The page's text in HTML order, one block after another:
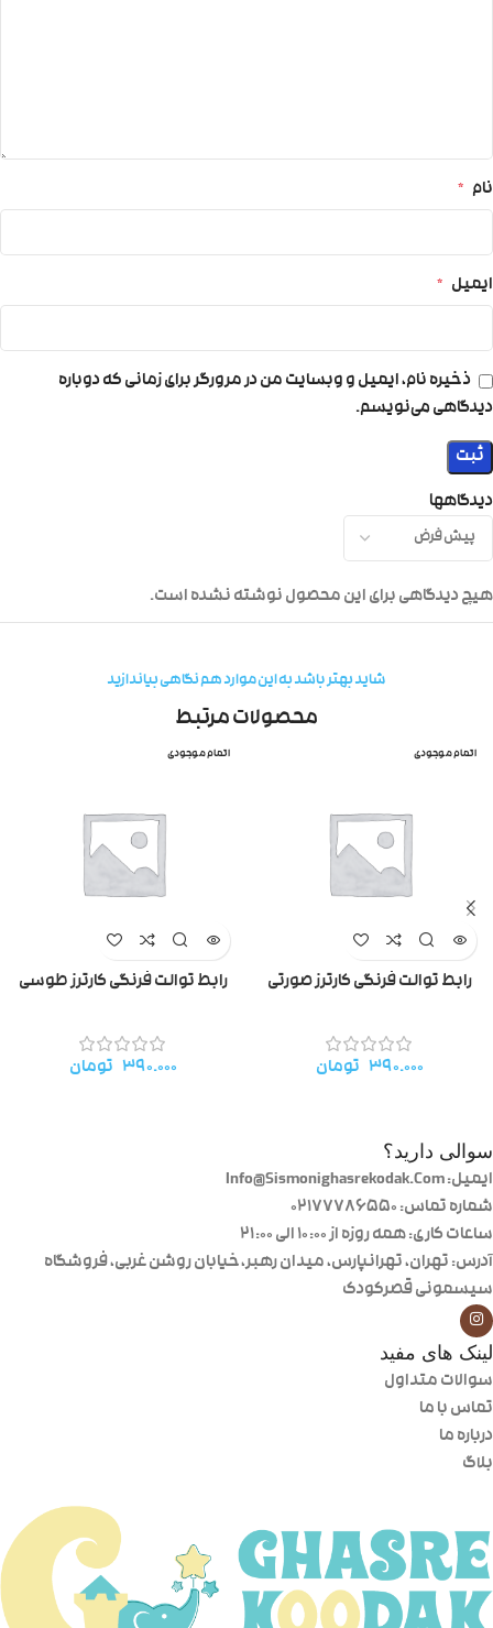
دیدگاهها
هیچ دیدگاهی برای این محصول نوشته نشده است.
نام *
ایمیل *
ذخیره نام، ایمیل و وبسایت من در مرورگر برای زمانی که دوباره
دیدگاهی می‌نویسم.
شاید بهتر باشد به این موارد هم نگاهی بیاندازید
محصولات مرتبط
اتمام موجودی
رابط توالت فرنگی کارترز صورتی
۳۹۰.۰۰۰ تومان
اتمام موجودی
رابط توالت فرنگی کارترز طوسی
۳۹۰.۰۰۰ تومان
سوالی دارید؟
ایمیل: Info@Sismonighasrekodak.Com
شماره تماس: 02177786550
ساعات کاری: همه روزه از ۱۰:۰۰ الی ۲۱:۰۰
آدرس: تهران، تهرانپارس، میدان رهبر، خیابان روشن غربی، فروشگاه
سیسمونی قصرکودک
لینک های مفید
سوالات متداول
تماس با ما
درباره ما
بلاگ